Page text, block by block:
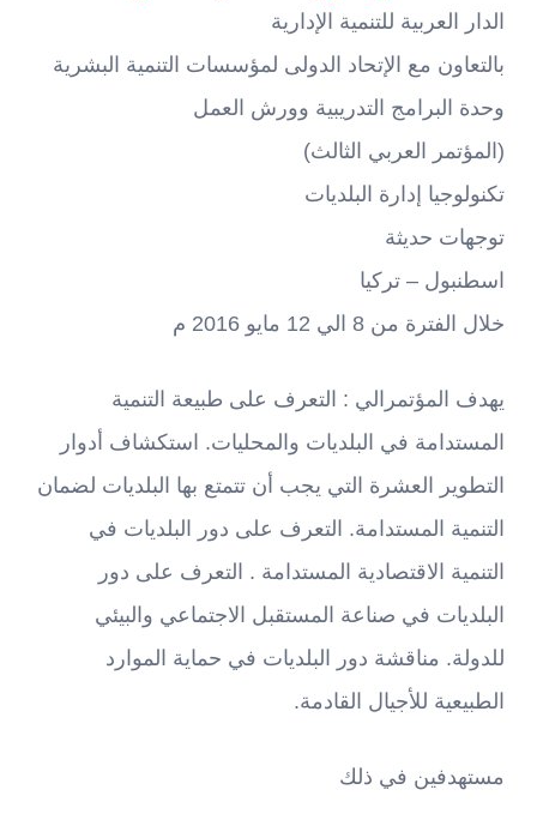
الدار العربية للتنمية الإدارية
بالتعاون مع الإتحاد الدولى لمؤسسات التنمية البشرية
وحدة البرامج التدريبية وورش العمل
(المؤتمر العربي الثالث)
تكنولوجيا إدارة البلديات
توجهات حديثة
اسطنبول – تركيا
خلال الفترة من 8 الي 12 مايو 2016 م
يهدف المؤتمرالي : التعرف على طبيعة التنمية
المستدامة في البلديات والمحليات. استكشاف أدوار
التطوير العشرة التي يجب أن تتمتع بها البلديات لضمان
التنمية المستدامة. التعرف على دور البلديات في
التنمية الاقتصادية المستدامة . التعرف على دور
البلديات في صناعة المستقبل الاجتماعي والبيئي
للدولة. مناقشة دور البلديات في حماية الموارد
الطبيعية للأجيال القادمة.
مستهدفين في ذلك